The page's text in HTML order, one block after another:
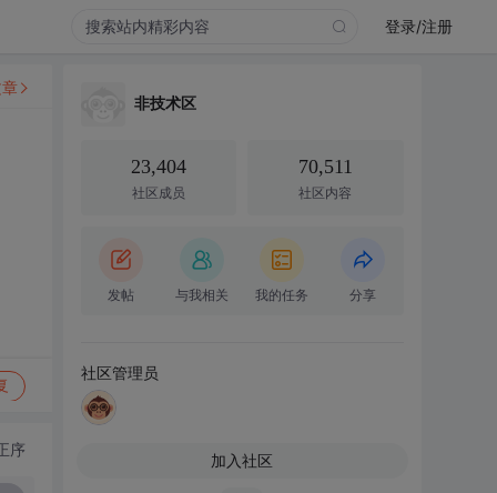
登录/注册
序
非技术区
23,404
社区成员
70,511
社区内容
发帖 与我相关 我的任务 分享
社区管理员
加入社区